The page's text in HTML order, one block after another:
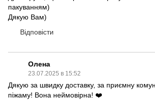
пакуванням)
Дякую Вам)
Відповісти
Олена
23.07.2025 в 15:52
Дякую за швидку доставку, за приємну
піжаму! Вона неймовірна! ❤️